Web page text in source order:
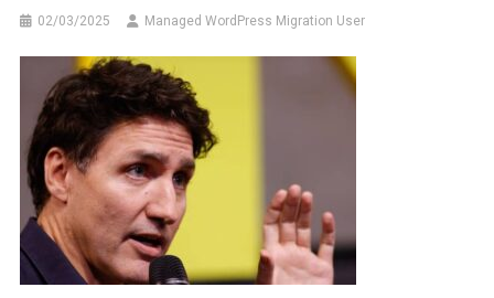
02/03/2025 Managed WordPress Migration User